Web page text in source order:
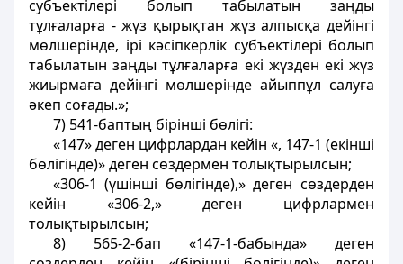
субъектілері болып табылатын заңды
тұлғаларға - жүз қырықтан жүз алпысқа дейінгі
мөлшерінде, ірі кәсіпкерлік субъектілері болып
табылатын заңды тұлғаларға екі жүзден екі жүз
жиырмаға дейінгі мөлшерінде айыппұл салуға
әкеп соғады.»;
7) 541-баптың бірінші бөлігі:
«147» деген цифрлардан кейін «, 147-1 (екінші
бөлігінде)» деген сөздермен толықтырылсын;
«306-1 (үшінші бөлігінде),» деген сөздерден
кейін «306-2,» деген цифрлармен
толықтырылсын;
8) 565-2-бап «147-1-бабында» деген